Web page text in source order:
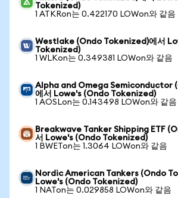
Tokenized)
1 ATKRon는 0.422170 LOWon와 같음
Westlake (Ondo Tokenized)에서
Tokenized)
1 WLKon는 0.349381 LOWon와 같음
Alpha and Omega Semiconductor
에서 Lowe's (Ondo Tokenized)
1 AOSLon는 0.143498 LOWon와 같음
Breakwave Tanker Shipping ETF
서 Lowe's (Ondo Tokenized)
1 BWETon는 1.3064 LOWon와 같음
Nordic American Tankers (Ondo
Lowe's (Ondo Tokenized)
1 NATon는 0.029858 LOWon와 같음